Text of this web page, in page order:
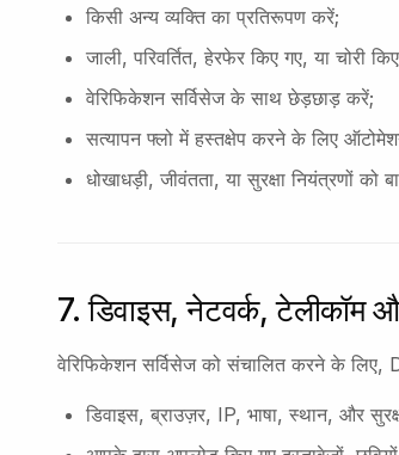
किसी अन्य व्यक्ति का प्रतिरूपण करें;
जाली, परिवर्तित, हेरफेर किए गए, या चोरी
वेरिफिकेशन सर्विसेज के साथ छेड़छाड़ करें;
सत्यापन फ्लो में हस्तक्षेप करने के लिए
धोखाधड़ी, जीवंतता, या सुरक्षा नियंत्रणों को
7. डिवाइस, नेटवर्क, टेलीकॉम
वेरिफिकेशन सर्विसेज को संचालित करने के
डिवाइस, ब्राउज़र, IP, भाषा, स्थान, और